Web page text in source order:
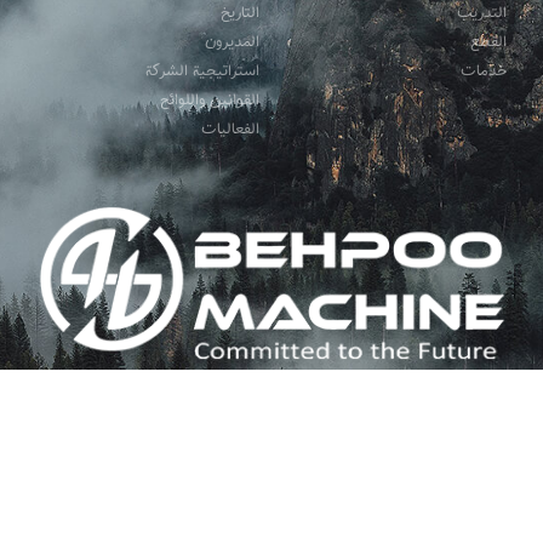
التدریب
القطع
خدمات
التاریخ
المدیرون
استراتيجية الشركة
القوانين واللوائح
الفعالیات